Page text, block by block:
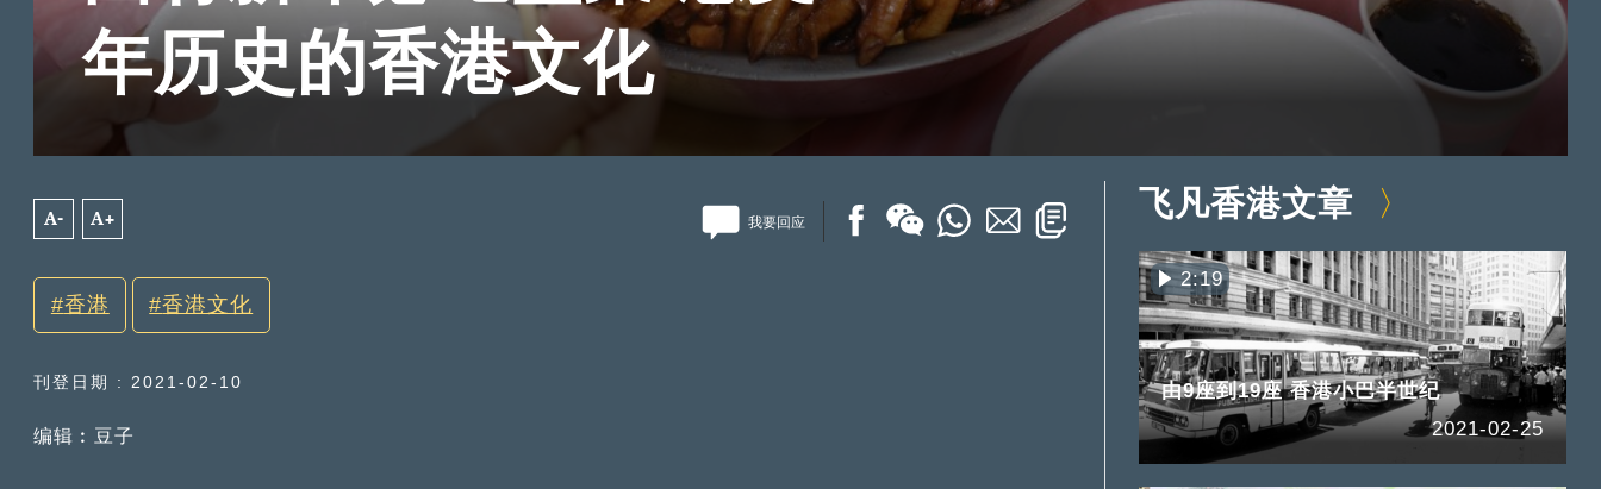
年历史的香港文化
A- A+ 我要回应
香港 香港文化
刊登日期 : 2021-02-10
编辑︰豆子
飞凡香港文章
2:19
由9座到19座 香港小巴半世纪
2021-02-25